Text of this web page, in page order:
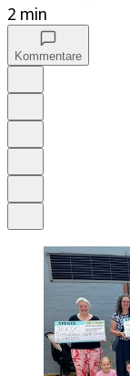
2 min
Kommentare